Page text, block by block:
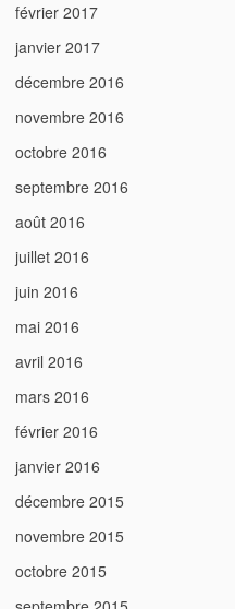
février 2017
janvier 2017
décembre 2016
novembre 2016
octobre 2016
septembre 2016
août 2016
juillet 2016
juin 2016
mai 2016
avril 2016
mars 2016
février 2016
janvier 2016
décembre 2015
novembre 2015
octobre 2015